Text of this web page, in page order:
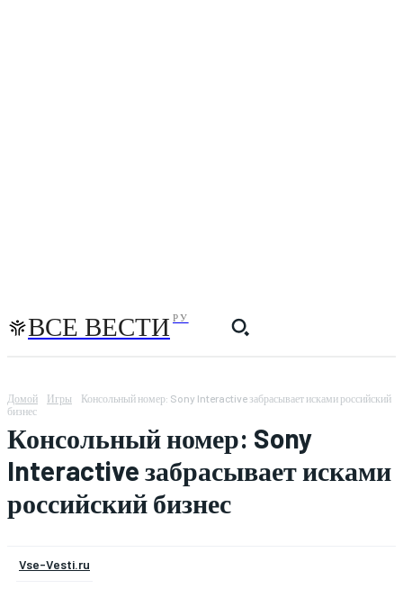
ВСЕ ВЕСТИ РУ
Домой Игры
Консольный номер: Sony Interactive забрасывает исками российский
бизнес
Консольный номер: Sony
Interactive забрасывает исками
российский бизнес
Vse-Vesti.ru